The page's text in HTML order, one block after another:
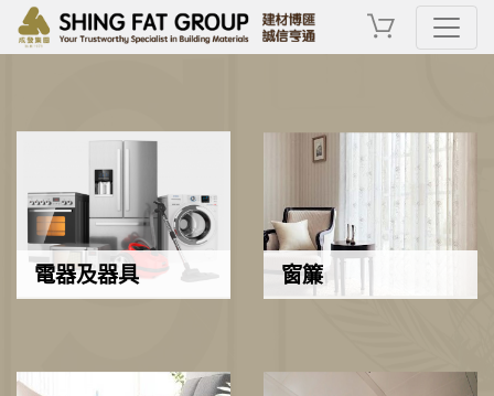
電器及器具 窗簾